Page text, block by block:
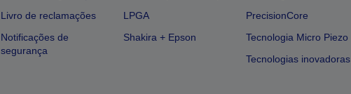
Livro de reclamações
Notificações de
segurança
LPGA
Shakira + Epson
PrecisionCore
Tecnologia Micro Piezo
Tecnologias inovadoras